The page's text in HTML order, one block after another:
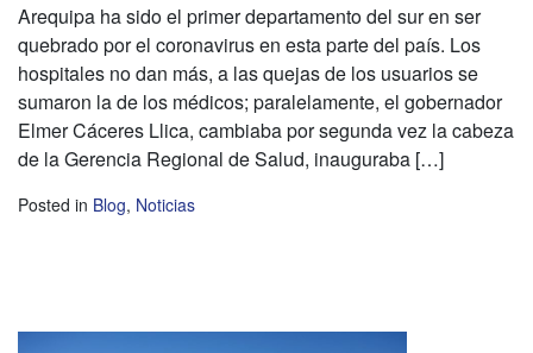
Arequipa ha sido el primer departamento del sur en ser
quebrado por el coronavirus en esta parte del país. Los
hospitales no dan más, a las quejas de los usuarios se
sumaron la de los médicos; paralelamente, el gobernador
Elmer Cáceres Llica, cambiaba por segunda vez la cabeza
de la Gerencia Regional de Salud, inauguraba […]
Posted in Blog, Noticias